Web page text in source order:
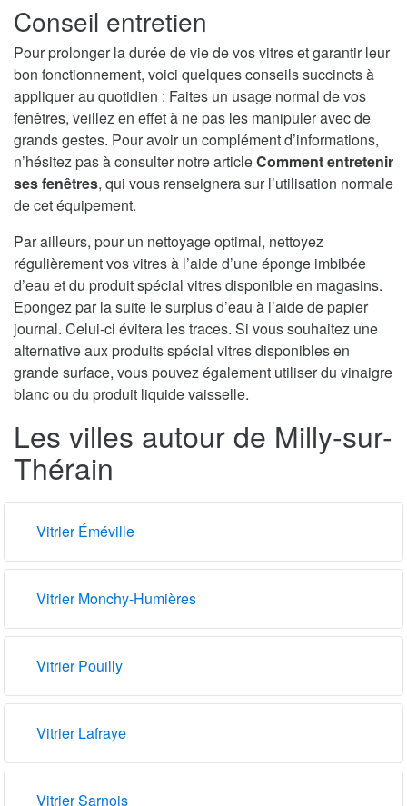
Conseil entretien
Pour prolonger la durée de vie de vos vitres et garantir leur
bon fonctionnement, voici quelques conseils succincts à
appliquer au quotidien : Faites un usage normal de vos
fenêtres, veillez en effet à ne pas les manipuler avec de
grands gestes. Pour avoir un complément d’informations,
n’hésitez pas à consulter notre articleComment entretenir
ses fenêtres, qui vous renseignera sur l’utilisation normale
de cet équipement.
Par ailleurs, pour un nettoyage optimal, nettoyez
régulièrement vos vitres à l’aide d’une éponge imbibée
d’eau et du produit spécial vitres disponible en magasins.
Epongez par la suite le surplus d’eau à l’aide de papier
journal. Celui-ci évitera les traces. Si vous souhaitez une
alternative aux produits spécial vitres disponibles en
grande surface, vous pouvez également utiliser du vinaigre
blanc ou du produit liquide vaisselle.
Les villes autour de Milly-sur-
Thérain
Vitrier Éméville
Vitrier Monchy-Humières
Vitrier Pouilly
Vitrier Lafraye
Vitrier Sarnois